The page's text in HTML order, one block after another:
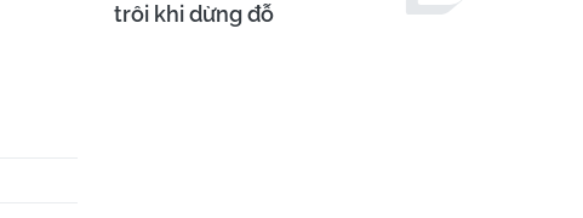
trôi khi dừng đỗ